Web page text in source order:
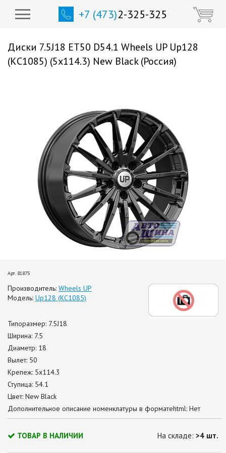
+7 (473)2-325-325
Диски 7.5J18 ET50 D54.1 Wheels UP Up128
(КС1085) (5x114.3) New Black (Россия)
Арт. 81875
Производитель: Wheels UP
Модель: Up128 (КС1085)
Типоразмер: 7.5J18
Ширина: 7.5
Диаметр: 18
Вылет: 50
Крепеж: 5x114.3
Ступица: 54.1
Цвет: New Black
Дополнительное описание номенклатуры в форматеhtml: Нет
ТОВАР В НАЛИЧИИ На складе: >4 шт.